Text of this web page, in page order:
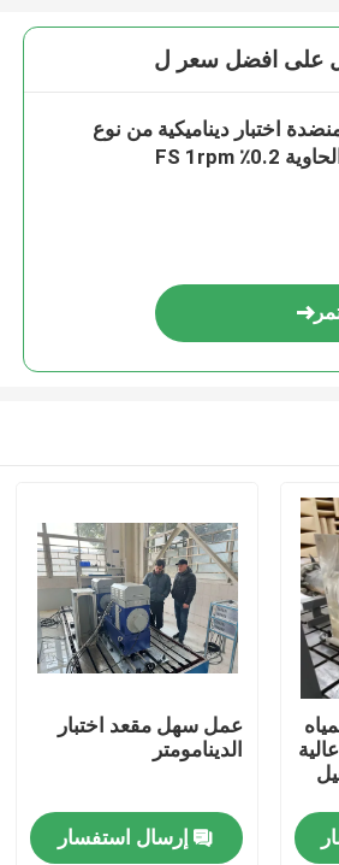
على افضل سعر ل
اختبار ديناميكية من نوع
الحاوية 0.2٪ FS 1rpm
من سلسلة WH700 عالية
عمل سهل مقعد اختبار
الدينامومتر
إرسال استفسار